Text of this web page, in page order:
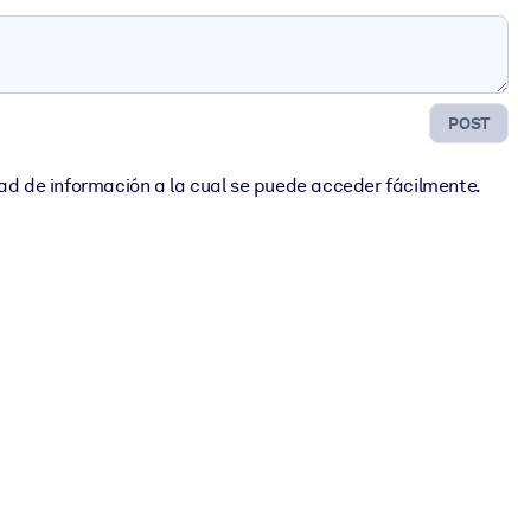
POST
de información a la cual se puede acceder fácilmente.